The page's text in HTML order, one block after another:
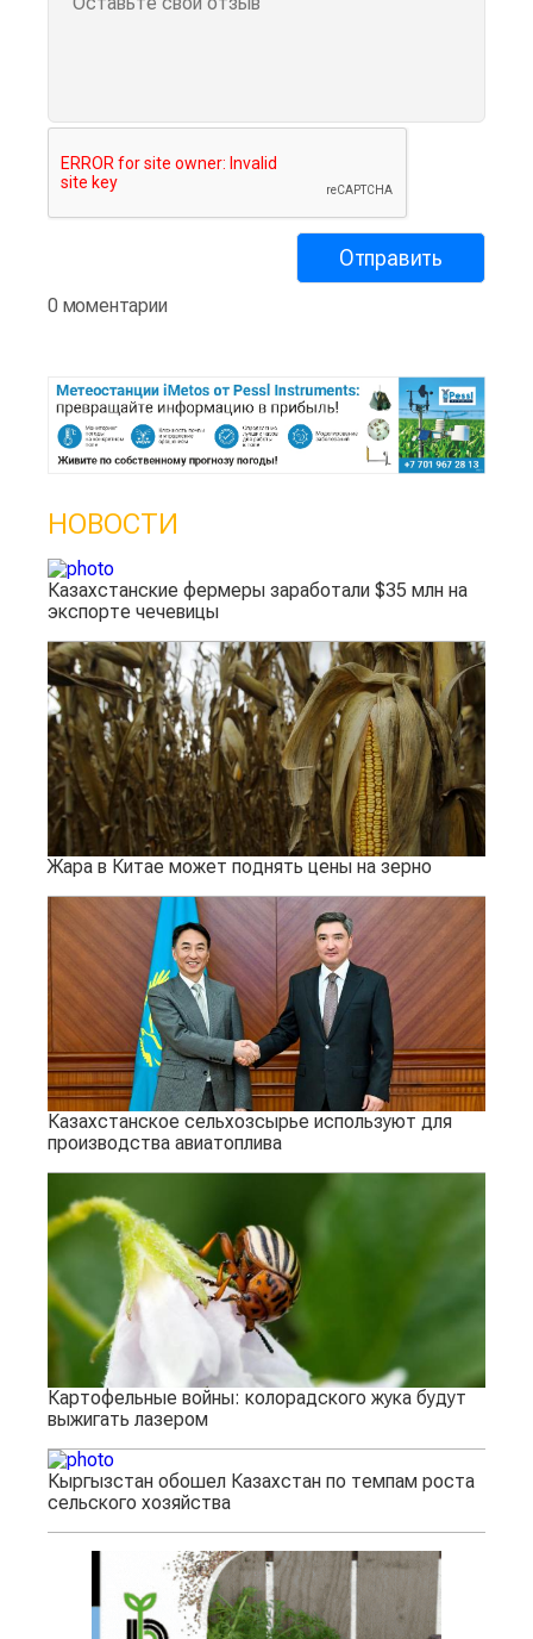
0 моментарии
НОВОСТИ
Казахстанские фермеры заработали $35 млн на
экспорте чечевицы
Жара в Китае может поднять цены на зерно
Казахстанское сельхозсырье используют для
производства авиатоплива
Картофельные войны: колорадского жука будут
выжигать лазером
Кыргызстан обошел Казахстан по темпам роста
сельского хозяйства